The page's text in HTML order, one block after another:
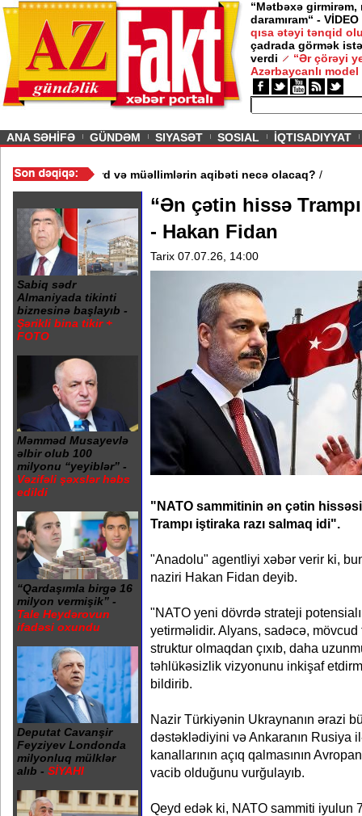
“Mətbəxə girmirəm,
daramıram“ - VİDEO
qısa ətəyi tənqid
çadrada görmək
verdi
“Ər çörəyi
Azərbaycanlı model
ANA SƏHİFƏ GÜNDƏM SIYASƏT SOSIAL İQTISADIYYAT
məktəb bağlandı - Şagird və müəllimlərin aqibəti necə olacaq?
Sabiq sədr
Almaniyada tikinti
biznesinə başlayıb -
Şərikli bina tikir +
FOTO
Məmməd Musayevlə
əlbir olub 100
milyonu “yeyiblər” -
Vəzifəli şəxslər həbs
edildi
“Qardaşımla birgə 16
milyon vermişik” -
Tale Heydərovun
ifadəsi oxundu
Deputat Cavanşir
Feyziyev Londonda
milyonluq mülklər
alıb - SİYAHI
“Ən çətin hissə
- Hakan Fidan
Tarix 07.07.26, 14:00
"NATO sammitinin ən çətin
Trampı iştiraka razı salmaq idi".
"Anadolu" agentliyi xəbər verir ki,
naziri Hakan Fidan deyib.
"NATO yeni dövrdə strateji
yetirməlidir. Alyans, sadəcə,
struktur olmaqdan çıxıb, daha
təhlükəsizlik vizyonunu inkişaf
bildirib.
Nazir Türkiyənin Ukraynanın ərazi
dəstəklədiyini və Ankaranın Rusiya
kanallarının açıq qalmasının
vacib olduğunu vurğulayıb.
Qeyd edək ki, NATO sammiti iyulun